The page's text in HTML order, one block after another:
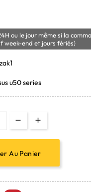
ou le jour même si la
week-end et jours fériés)
u50 series
Au Panier